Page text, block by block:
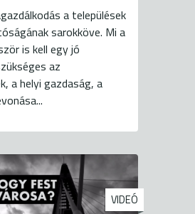
a települések
sarokköve. Mi a
is kell egy jó
az
a helyi gazdaság, a
VIDEÓ